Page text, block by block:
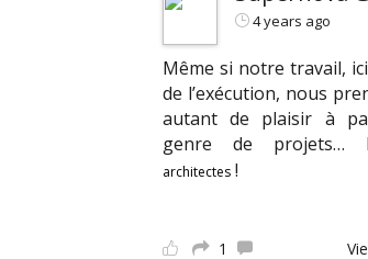
4 years ago
Même si notre travail,
de l’exécution, nous
autant de plaisir à
genre de projets…
architectes !
1